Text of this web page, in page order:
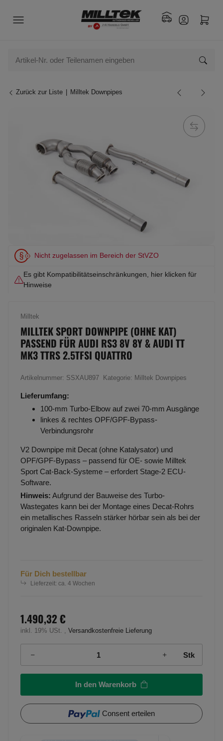
Zurück zur Liste Milltek Downpipes
Nicht zugelassen im Bereich der StVZO
Es gibt Kompatibilitätseinschränkungen, hier klicken für
Hinweise
Milltek
MILLTEK SPORT DOWNPIPE (OHNE KAT)
PASSEND FÜR AUDI RS3 8V 8Y & AUDI TT
MK3 TTRS 2.5TFSI QUATTRO
Artikelnummer: SSXAU897 Kategorie: Milltek Downpipes
Lieferumfang:
100-mm Turbo-Elbow auf zwei 70-mm Ausgänge
linkes & rechtes OPF/GPF-Bypass-
Verbindungsrohr
V2 Downpipe mit Decat (ohne Katalysator) und
OPF/GPF-Bypass – passend für OE- sowie Milltek
Sport Cat-Back-Systeme – erfordert Stage-2 ECU-
Software.
Hinweis: Aufgrund der Bauweise des Turbo-
Wastegates kann bei der Montage eines Decat-Rohrs
ein metallisches Rasseln stärker hörbar sein als bei der
originalen Kat-Downpipe.
Für Dich bestellbar
Lieferzeit: ca. 4 Wochen
1.490,32 €
inkl. 19% USt. , Versandkostenfreie Lieferung
Stk
In den Warenkorb
Consent erteilen